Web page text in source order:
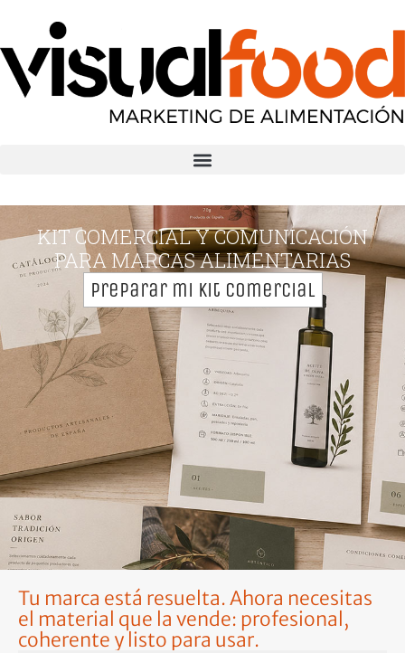
KIT COMERCIAL Y COMUNICACIÓN
PARA MARCAS ALIMENTARIAS
Preparar mi kit comercial
Tu marca está resuelta. Ahora necesitas
el material que la vende: profesional,
coherente y listo para usar.